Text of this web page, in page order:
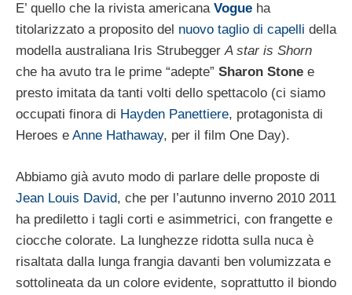
E’ quello che la rivista americana Vogue ha
titolarizzato a proposito del nuovo taglio di capelli della
modella australiana Iris StrubeggerA star is Shorn
che ha avuto tra le prime “adepte” Sharon Stone e
presto imitata da tanti volti dello spettacolo (ci siamo
occupati finora di Hayden Panettiere, protagonista di
Heroes e Anne Hathaway, per il film One Day).
Abbiamo già avuto modo di parlare delle proposte di
Jean Louis David, che per l’autunno inverno 2010 2011
ha prediletto i tagli corti e asimmetrici, con frangette e
ciocche colorate. La lunghezze ridotta sulla nuca è
risaltata dalla lunga frangia davanti ben volumizzata e
sottolineata da un colore evidente, soprattutto il biondo